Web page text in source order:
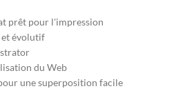
prêt pour l'impression
et évolutif
du Web
une superposition facile